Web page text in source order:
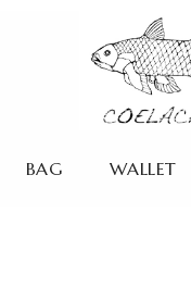
BAG WALLET